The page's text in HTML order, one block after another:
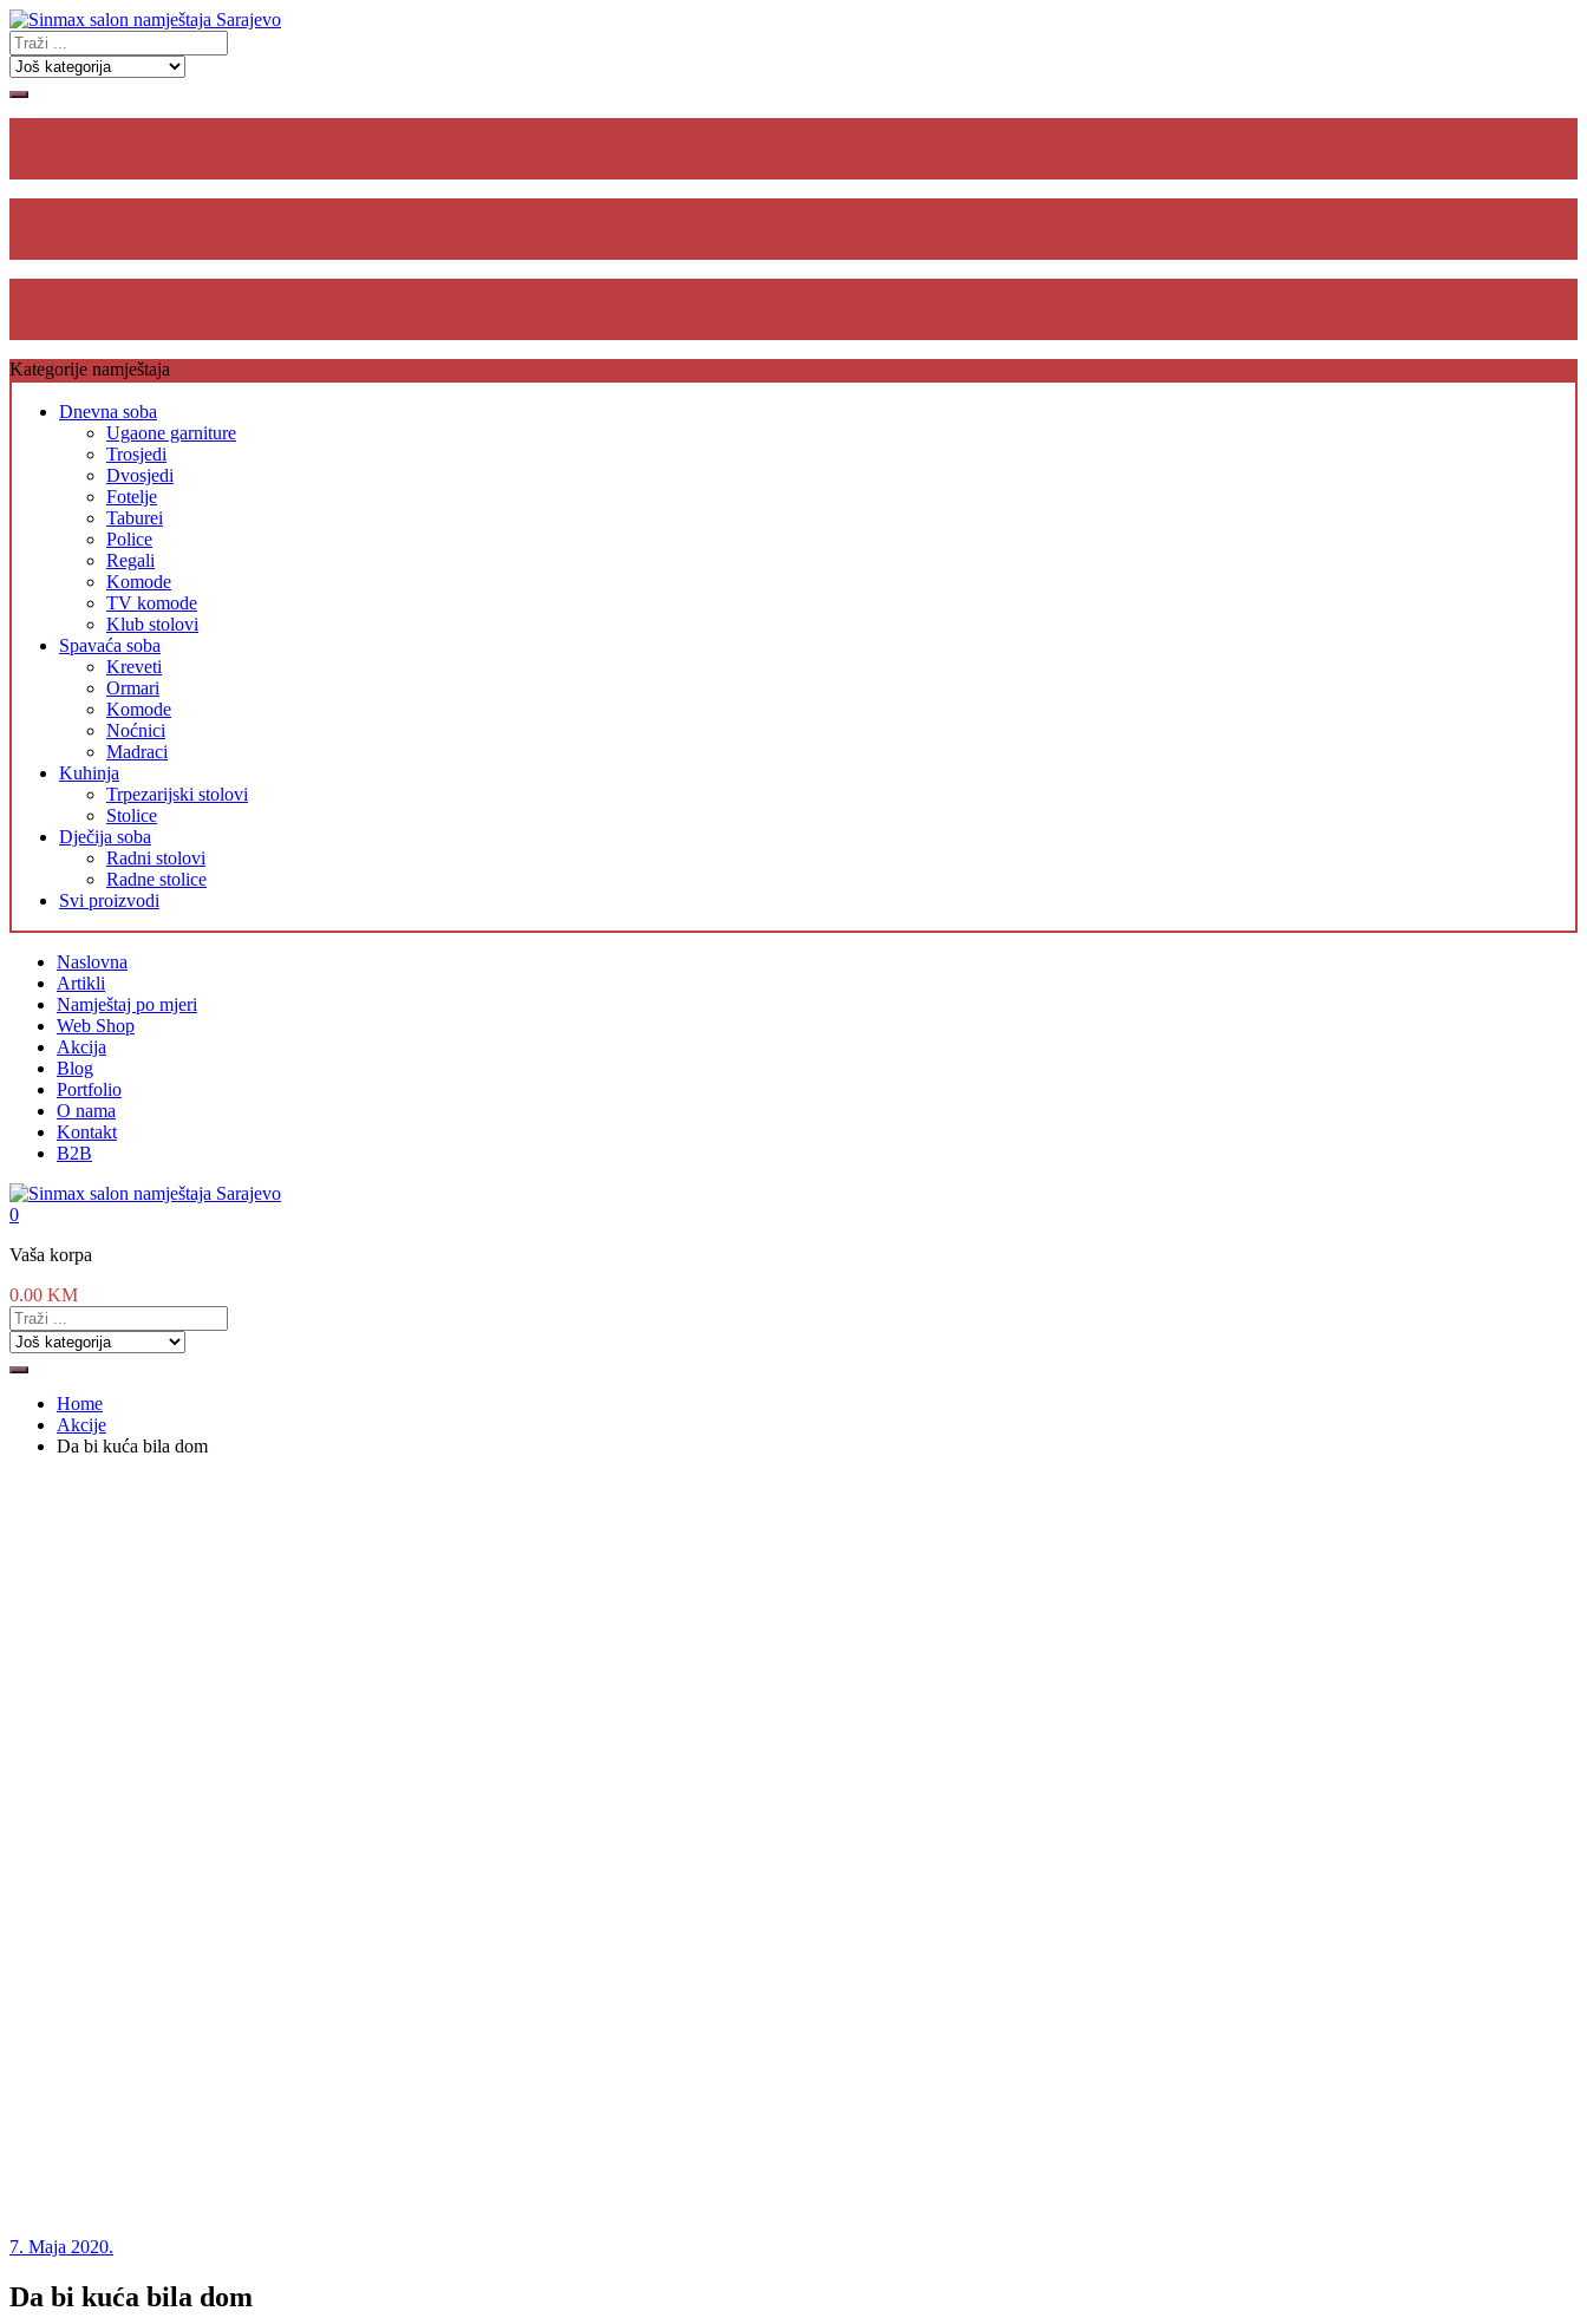
Kategorije namještaja
Dnevna soba
Ugaone garniture
Trosjedi
Dvosjedi
Fotelje
Taburei
Police
Regali
Komode
TV komode
Klub stolovi
Spavaća soba
Kreveti
Ormari
Komode
Noćnici
Madraci
Kuhinja
Trpezarijski stolovi
Stolice
Dječija soba
Radni stolovi
Radne stolice
Svi proizvodi
Naslovna
Artikli
Namještaj po mjeri
Web Shop
Akcija
Blog
Portfolio
O nama
Kontakt
B2B
0
Vaša korpa
0.00 KM
Home
Akcije
Da bi kuća bila dom
7. Maja 2020.
Da bi kuća bila dom